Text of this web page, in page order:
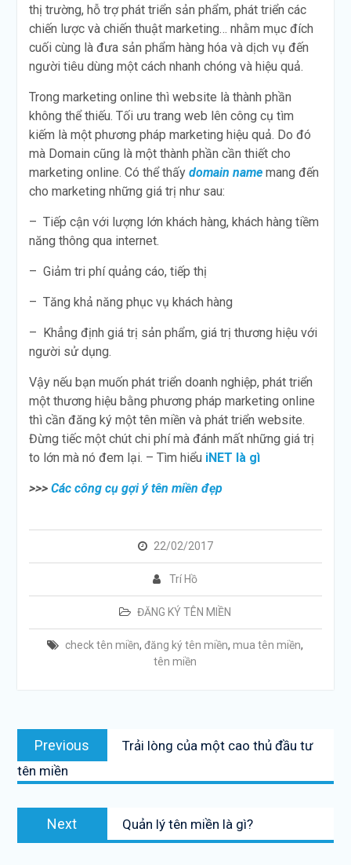
thị trường, hỗ trợ phát triển sản phẩm, phát triển các
chiến lược và chiến thuật marketing… nhằm mục đích
cuối cùng là đưa sản phẩm hàng hóa và dịch vụ đến
người tiêu dùng một cách nhanh chóng và hiệu quả.
Trong marketing online thì website là thành phần
không thể thiếu. Tối ưu trang web lên công cụ tìm
kiếm là một phương pháp marketing hiệu quả. Do đó
mà Domain cũng là một thành phần cần thiết cho
marketing online. Có thể thấy domain namemang đến
cho marketing những giá trị như sau:
– Tiếp cận với lượng lớn khách hàng, khách hàng tiềm
năng thông qua internet.
– Giảm tri phí quảng cáo, tiếp thị
– Tăng khả năng phục vụ khách hàng
– Khẳng định giá trị sản phẩm, giá trị thương hiệu với
người sử dụng.
Vậy nếu bạn muốn phát triển doanh nghiệp, phát triển
một thương hiệu bằng phương pháp marketing online
thì cần đăng ký một tên miền và phát triển website.
Đừng tiếc một chút chi phí mà đánh mất những giá trị
to lớn mà nó đem lại. – Tìm hiểu iNET là gì
>>> Các công cụ gợi ý tên miền đẹp
22/02/2017
Trí Hồ
ĐĂNG KÝ TÊN MIỀN
check tên miền,đăng ký tên miền,mua tên miền,
tên miền
Post
navigation
Previous
Previous
post:
Trải lòng của một cao thủ đầu tư
tên miền
Next
Next
post:
Quản lý tên miền là gì?